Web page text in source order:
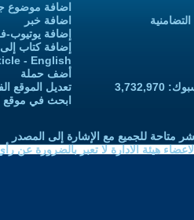
اضافة موضوع
اضافة خبر
إضافة يوتيوب-
إضافة كتاب
- English
أضف حملة
تعديل الموقع
ابحث في موقع
متاحة للجميع مع الإشارة إلى المصدر
هيئة الادارة لا تعبر بالضرورة عن